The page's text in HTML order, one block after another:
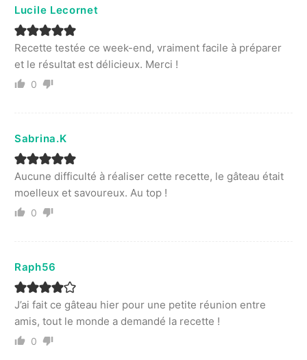
Lucile Lecornet
Recette testée ce week-end, vraiment facile à préparer
et le résultat est délicieux. Merci !
0
Sabrina.K
Aucune difficulté à réaliser cette recette, le gâteau était
moelleux et savoureux. Au top !
0
Raph56
J’ai fait ce gâteau hier pour une petite réunion entre
amis, tout le monde a demandé la recette !
0